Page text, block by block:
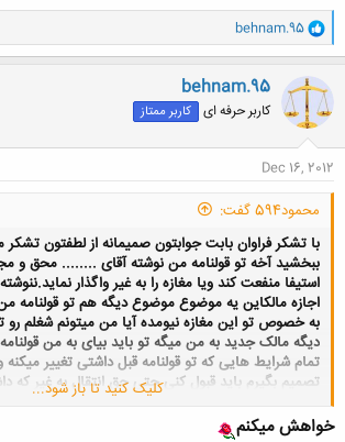
و
ا
ک
ن
ش
ه
ا
behnam.95
behnam.95
کاربر حرفه ای کاربر ممتاز
Dec 16, 2012
محمود594 گفت:
با تشکر فراوان بابت جوابتون صمیمانه از لطفتون تشکر
ببخشید آخه تو قولنامه من نوشته آقای ........ محق و
استیفا منفعت کند ویا مغازه را به غیر واگذار
اجازه مالکاین یه موضوع موضوع دیگه هم تو قولنامه
به خصوص تو این مغازه نیومده آیا من میتونم شغلم رو
دیگه مالک جدید به من میگه تو باید بیای به من
تمام شرایط هایی که تو قولنامه قبل داشتی تغییر
تصمیم بگیرم باید قبول کنی حتی حق انتقال به غیر که
باید بنویسی اول مالک آیا با فروش مالکیت تمام
تشکر فراوان
کلیک کنید تا باز شود...
خواهش میکنم